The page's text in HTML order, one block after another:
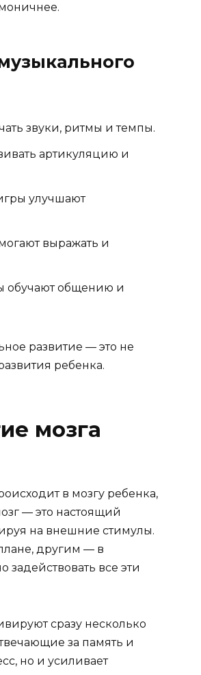
звуки, ритмы и темпы.
артикуляцию и
улучшают
выражать и
обучают общению и
развитие — это не
ребенка.
мозга
в мозгу ребенка,
— это настоящий
на внешние стимулы.
другим — в
все эти
сразу несколько
за память и
но и усиливает